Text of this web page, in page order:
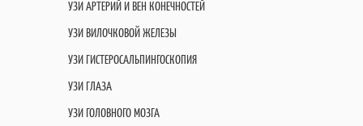
УЗИ АРТЕРИЙ И ВЕН КОНЕЧНОСТЕЙ
УЗИ ВИЛОЧКОВОЙ ЖЕЛЕЗЫ
УЗИ ГИСТЕРОСАЛЬПИНГОСКОПИЯ
УЗИ ГЛАЗА
УЗИ ГОЛОВНОГО МОЗГА